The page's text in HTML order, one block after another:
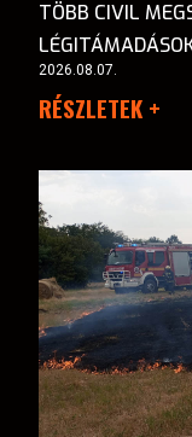
TÖBB CIVIL
2026.08.07.
RÉSZLETEK +